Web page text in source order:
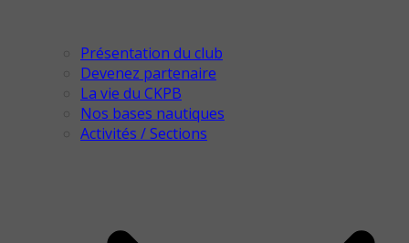
Présentation du club
Devenez partenaire
La vie du CKPB
Nos bases nautiques
Activités / Sections